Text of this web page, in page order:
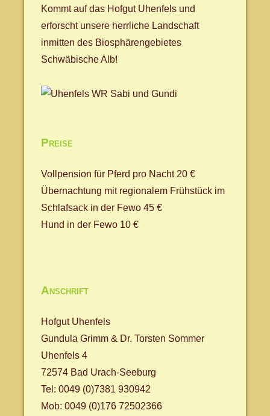
Kommt auf das Hofgut Uhenfels und
erforscht unsere herrliche Landschaft
inmitten des Biosphärengebietes
Schwäbische Alb!
Preise
Vollpension für Pferd pro Nacht 20 €
Übernachtung mit regionalem Frühstück im
Schlafsack in der Fewo 45 €
Hund in der Fewo 10 €
Anschrift
Hofgut Uhenfels
Gundula Grimm & Dr. Torsten Sommer
Uhenfels 4
72574 Bad Urach-Seeburg
Tel: 0049 (0)7381 930942
Mob: 0049 (0)176 72502366